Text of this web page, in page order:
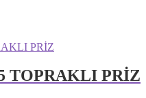
TOPRAKLI PRİZ